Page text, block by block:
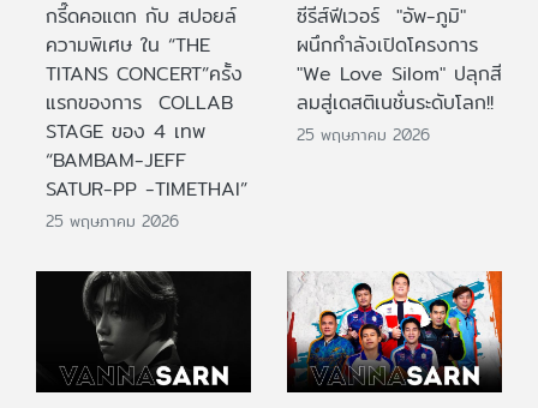
กรี๊ดคอแตก กับ สปอยล์
ความพิเศษ ใน “THE
TITANS CONCERT”ครั้ง
แรกของการ COLLAB
STAGE ของ 4 เทพ
“BAMBAM-JEFF
SATUR-PP -TIMETHAI”
25 พฤษภาคม 2026
ซีรีส์ฟีเวอร์ "อัพ-ภูมิ"
ผนึกกำลังเปิดโครงการ
"We Love Silom" ปลุกสี
ลมสู่เดสติเนชั่นระดับโลก!!
25 พฤษภาคม 2026